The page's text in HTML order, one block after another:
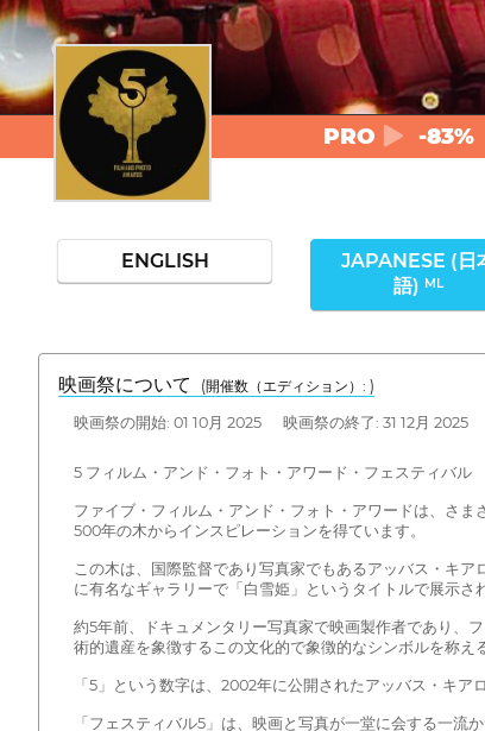
PRO -83%
ENGLISH
JAPANESE (日
語) ML
映画祭について (開催数（エディション）: )
映画祭の開始: 01 10月 2025 映画祭の終了: 31 12月 2025
5 フィルム・アンド・フォト・アワード・フェスティバル
ファイブ・フィルム・アンド・フォト・アワードは、さ
500年の木からインスピレーションを得ています。
この木は、国際監督であり写真家でもあるアッバス・キ
に有名なギャラリーで「白雪姫」というタイトルで展示さ
約5年前、ドキュメンタリー写真家で映画製作者であり、
術的遺産を象徴するこの文化的で象徴的なシンボルを称え
「5」という数字は、2002年に公開されたアッバス・キ
「フェスティバル5」は、映画と写真が一堂に会する一